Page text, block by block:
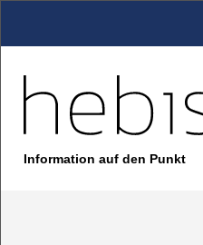
Information auf den Punkt